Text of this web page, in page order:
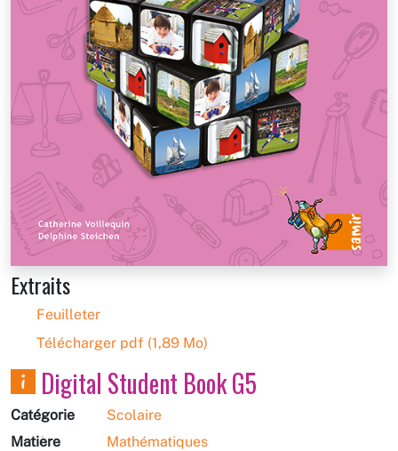
Extraits
Feuilleter
Télécharger pdf (1,89 Mo)
Digital Student Book G5
Catégorie
Scolaire
Matière
Mathématiques